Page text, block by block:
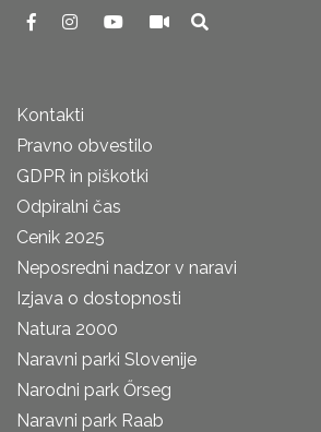
Kontakti
Pravno obvestilo
GDPR in piškotki
Odpiralni čas
Cenik 2025
Neposredni nadzor v naravi
Izjava o dostopnosti
Natura 2000
Naravni parki Slovenije
Narodni park Őrseg
Naravni park Raab